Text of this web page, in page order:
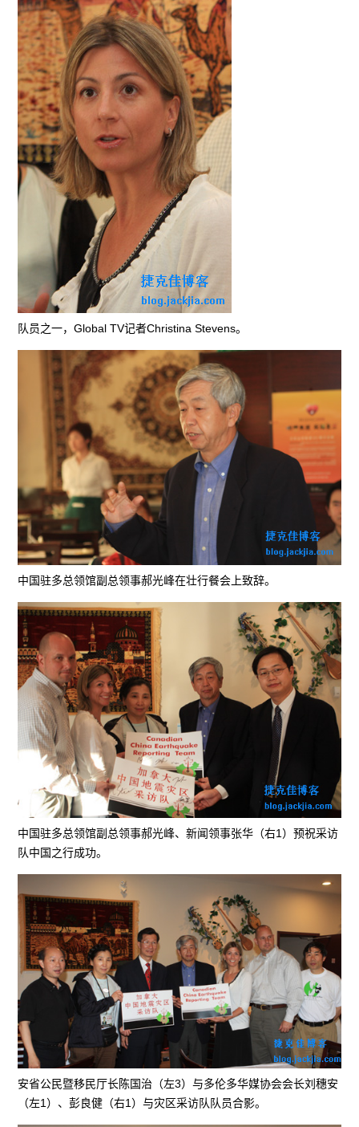
队员之一，Global TV记者Christina Stevens。
中国驻多总领馆副总领事郝光峰在壮行餐会上致辞。
中国驻多总领馆副总领事郝光峰、新闻领事张华（右1）预祝采访
队中国之行成功。
安省公民暨移民厅长陈国治（左3）与多伦多华媒协会会长刘穗安
（左1）、彭良健（右1）与灾区采访队队员合影。